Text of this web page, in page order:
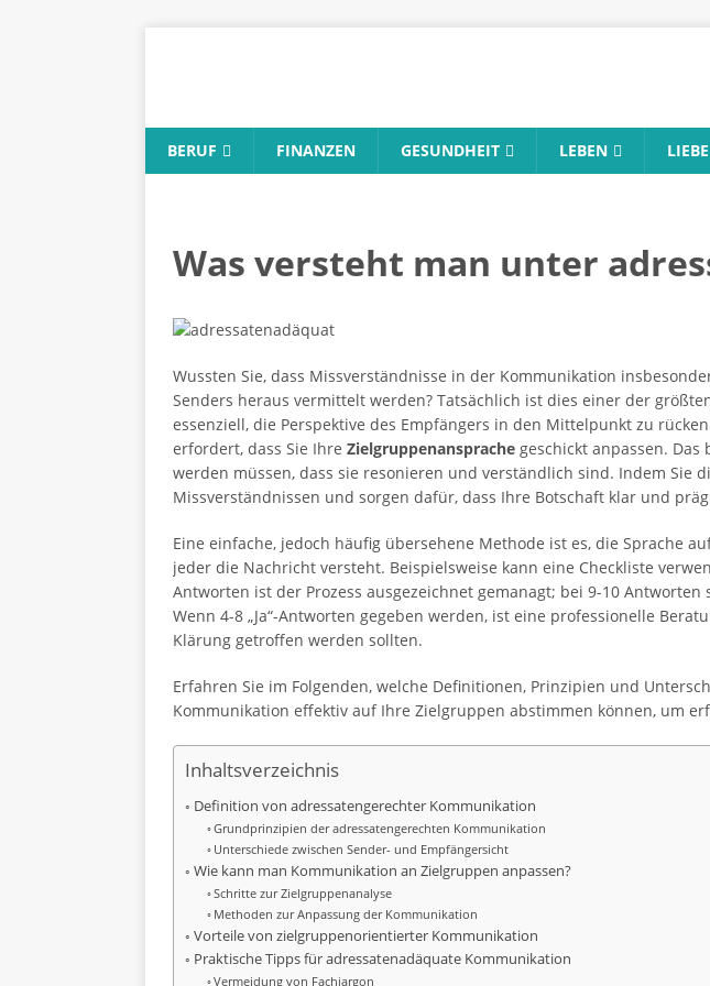
BERUF FINANZEN GESUNDHEIT LEBEN LIEBE
Was versteht man unter
Wussten Sie, dass Missverständnisse in der Kommunikation
Senders heraus vermittelt werden? Tatsächlich ist dies einer der
essenziell, die Perspektive des Empfängers in den Mittelpunkt zu
erfordert, dass Sie Ihre Zielgruppenansprache geschickt anpassen.
werden müssen, dass sie resonieren und verständlich sind. Indem Sie
Missverständnissen und sorgen dafür, dass Ihre Botschaft klar und
Eine einfache, jedoch häufig übersehene Methode ist es, die Sprache
jeder die Nachricht versteht. Beispielsweise kann eine Checkliste
Antworten ist der Prozess ausgezeichnet gemanagt; bei 9-10
Wenn 4-8 „Ja“-Antworten gegeben werden, ist eine professionelle
Klärung getroffen werden sollten.
Erfahren Sie im Folgenden, welche Definitionen, Prinzipien und
Kommunikation effektiv auf Ihre Zielgruppen abstimmen können, um
Inhaltsverzeichnis
Definition von adressatengerechter Kommunikation
Grundprinzipien der adressatengerechten Kommunikation
Unterschiede zwischen Sender- und Empfängersicht
Wie kann man Kommunikation an Zielgruppen anpassen?
Schritte zur Zielgruppenanalyse
Methoden zur Anpassung der Kommunikation
Vorteile von zielgruppenorientierter Kommunikation
Praktische Tipps für adressatenadäquate Kommunikation
Vermeidung von Fachjargon